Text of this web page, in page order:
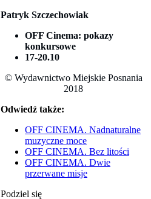
Patryk Szczechowiak
OFF Cinema: pokazy
konkursowe
17-20.10
© Wydawnictwo Miejskie Posnania
2018
Odwiedź także:
OFF CINEMA. Nadnaturalne
muzyczne moce
OFF CINEMA. Bez litości
OFF CINEMA. Dwie
przerwane misje
Podziel się